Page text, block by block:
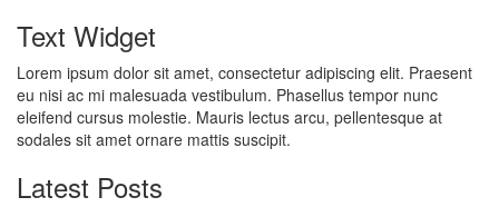
Text Widget
Lorem ipsum dolor sit amet, consectetur adipiscing elit. Praesent
eu nisi ac mi malesuada vestibulum. Phasellus tempor nunc
eleifend cursus molestie. Mauris lectus arcu, pellentesque at
sodales sit amet ornare mattis suscipit.
Latest Posts